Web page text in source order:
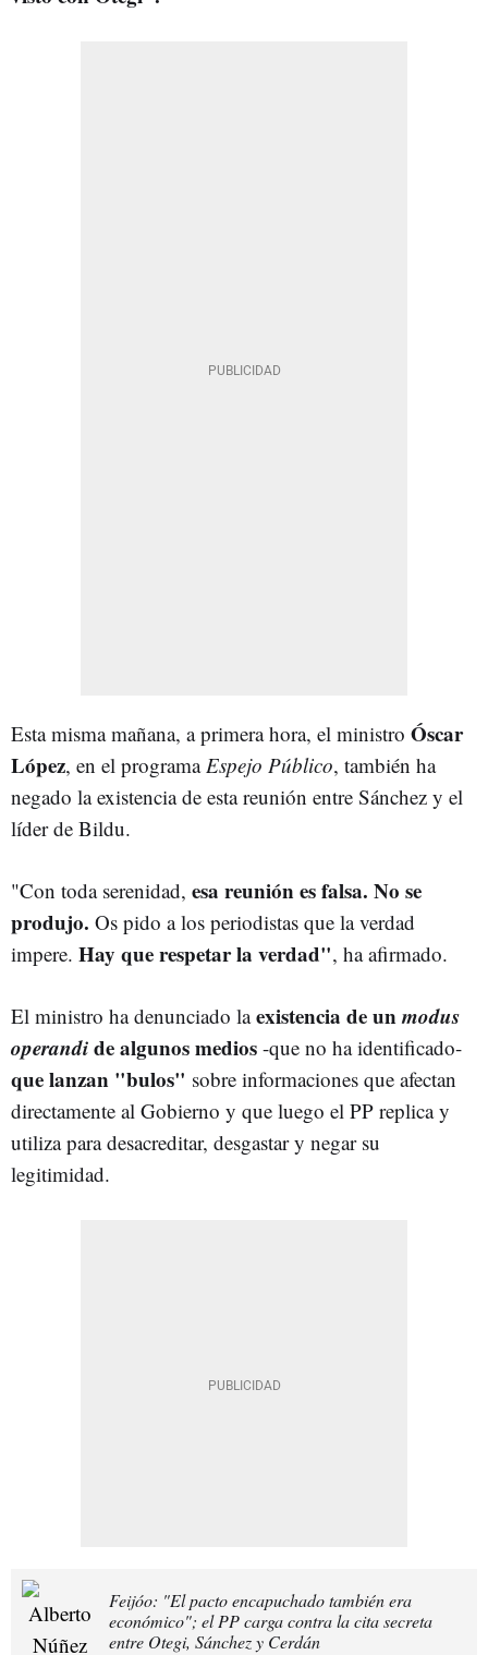
Esta misma mañana, a primera hora, el ministro Óscar
López, en el programaEspejo Público, también ha
negado la existencia de esta reunión entre Sánchez y el
líder de Bildu.
"Con toda serenidad, esa reunión es falsa. No se
produjo. Os pido a los periodistas que la verdad
impere. Hay que respetar la verdad", ha afirmado.
El ministro ha denunciado laexistencia de unmodus
operandide algunos medios -que no ha identificado-
que lanzan "bulos" sobre informaciones que afectan
directamente al Gobierno y que luego el PP replica y
utiliza para desacreditar, desgastar y negar su
legitimidad.
Feijóo: "El pacto encapuchado también era
económico"; el PP carga contra la cita secreta
entre Otegi, Sánchez y Cerdán